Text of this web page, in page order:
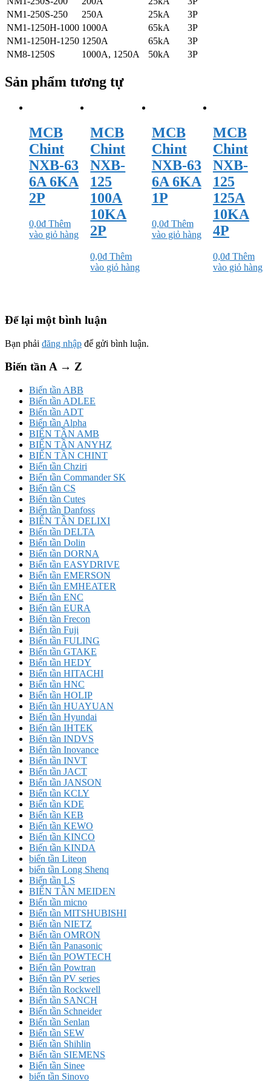
NM1-250S-250
250A 25kA
3P
NM1-1250H-1000 1000A 65kA
3P
NM1-1250H-1250 1250A 65kA
3P
NM8-1250S
1000A, 1250A 50kA 3P
Sản phẩm tương tự
MCB
Chint
NXB-63
6A 6KA
2P
0,0₫ Thêm
vào giỏ hàng
MCB
Chint
NXB-
125
100A
10KA
2P
0,0₫ Thêm
vào giỏ hàng
MCB
Chint
NXB-63
6A 6KA
1P
0,0₫ Thêm
vào giỏ hàng
MCB
Chint
NXB-
125
125A
10KA
4P
0,0₫ Thêm
vào giỏ hàng
Để lại một bình luận
Bạn phải đăng nhập để gửi bình luận.
Biến tần A → Z
Biến tần ABB
Biến tần ADLEE
Biến tần ADT
Biến tần Alpha
BIẾN TẦN AMB
BIẾN TẦN ANYHZ
BIẾN TẦN CHINT
Biến tần Chziri
Biến tần Commander SK
Biến tần CS
Biến tần Cutes
Biến tần Danfoss
BIẾN TẦN DELIXI
Biến tần DELTA
Biến tần Dolin
Biến tần DORNA
Biến tần EASYDRIVE
Biến tần EMERSON
Biến tần EMHEATER
Biến tần ENC
Biến tần EURA
Biến tần Frecon
Biến tần Fuji
Biến tần FULING
Biến tần GTAKE
Biến tần HEDY
Biến tần HITACHI
Biến tần HNC
Biến tần HOLIP
Biến tần HUAYUAN
Biến tần Hyundai
Biến tần IHTEK
Biến tần INDVS
Biến tần Inovance
Biến tần INVT
Biến tần JACT
Biến tần JANSON
Biến tần KCLY
Biến tần KDE
Biến tần KEB
Biến tần KEWO
Biến tần KINCO
Biến tần KINDA
biến tần Liteon
biến tần Long Shenq
Biến tần LS
BIẾN TẦN MEIDEN
Biến tần micno
Biến tần MITSHUBISHI
Biến tần NIETZ
Biến tần OMRON
Biến tần Panasonic
Biến tần POWTECH
Biến tần Powtran
Biến tần PV series
Biến tần Rockwell
Biến tần SANCH
Biến tần Schneider
Biến tần Senlan
Biến tần SEW
Biến tần Shihlin
Biến tần SIEMENS
Biến tần Sinee
biến tần Sinovo